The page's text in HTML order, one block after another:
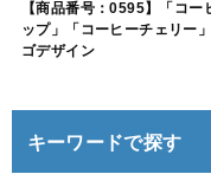
【商品番号：0595】「コー
ップ」「コーヒーチェリー
ゴデザイン
キーワードで探す